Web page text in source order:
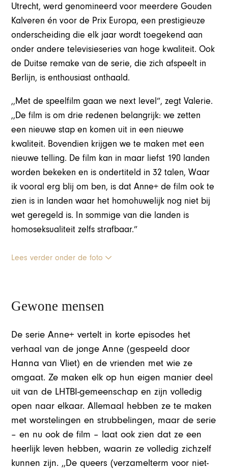
Utrecht, werd genomineerd voor meerdere Gouden
Kalveren én voor de Prix Europa, een prestigieuze
onderscheiding die elk jaar wordt toegekend aan
onder andere televisieseries van hoge kwaliteit. Ook
de Duitse remake van de serie, die zich afspeelt in
Berlijn, is enthousiast onthaald.
,,Met de speelfilm gaan we next level”, zegt Valerie.
,,De film is om drie redenen belangrijk: we zetten
een nieuwe stap en komen uit in een nieuwe
kwaliteit. Bovendien krijgen we te maken met een
nieuwe telling. De film kan in maar liefst 190 landen
worden bekeken en is ondertiteld in 32 talen, Waar
ik vooral erg blij om ben, is dat Anne+ de film ook te
zien is in landen waar het homohuwelijk nog niet bij
wet geregeld is. In sommige van die landen is
homoseksualiteit zelfs strafbaar.”
Lees verder onder de foto
Gewone mensen
De serie Anne+ vertelt in korte episodes het
verhaal van de jonge Anne (gespeeld door
Hanna van Vliet) en de vrienden met wie ze
omgaat. Ze maken elk op hun eigen manier deel
uit van de LHTBI-gemeenschap en zijn volledig
open naar elkaar. Allemaal hebben ze te maken
met worstelingen en strubbelingen, maar de serie
– en nu ook de film – laat ook zien dat ze een
heerlijk leven hebben, waarin ze volledig zichzelf
kunnen zijn. ,,De queers (verzamelterm voor niet-